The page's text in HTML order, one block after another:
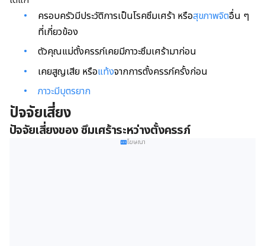
ครอบครัวมีประวัติการเป็นโรคซึมเศร้า หรือสุขภาพจิตอื่น ๆ
ที่เกี่ยวข้อง
ตัวคุณแม่ตั้งครรภ์เคยมีภาวะซึมเศร้ามาก่อน
เคยสูญเสีย หรือแท้งจากการตั้งครรภ์ครั้งก่อน
ภาวะมีบุตรยาก
ปัจจัยเสี่ยง
ปัจจัยเสี่ยงของ ซึมเศร้าระหว่างตั้งครรภ์
โฆษณา